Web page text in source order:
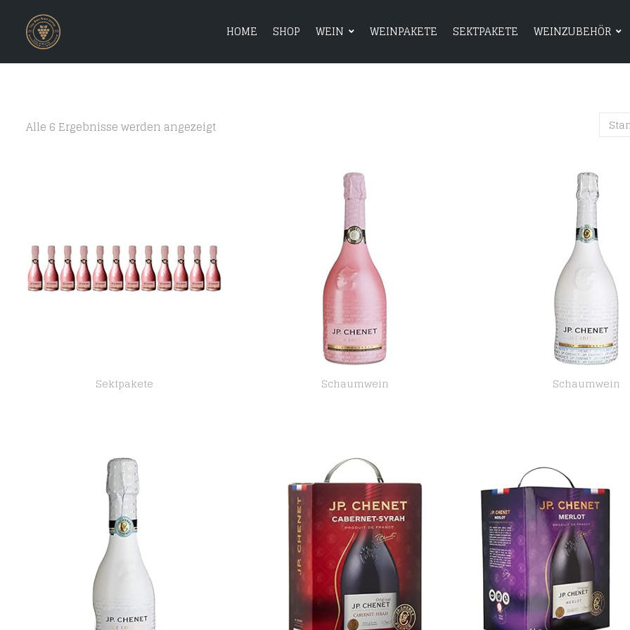
HOME SHOP WEIN WEINPAKETE SEKTPAKETE WEINZUBEHÖR
HOME SHOP WEIN WEINPAKETE
Alle 6 Ergebnisse werden angezeigt
Sektpakete Schaumwein Schaumwein